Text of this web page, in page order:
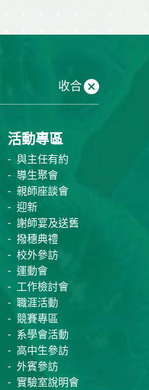
收合
活動專區
與主任有約
導生聚會
親師座談會
迎新
謝師宴及送舊
撥穗典禮
校外參訪
運動會
工作檢討會
職涯活動
競賽專區
系學會活動
高中生參訪
外賓參訪
實驗室說明會